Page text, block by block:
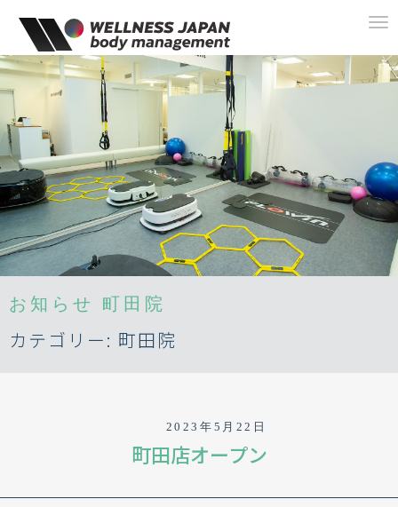
お知らせ 町田院
カテゴリー: 町田院
2023年5月22日
町田店オープン